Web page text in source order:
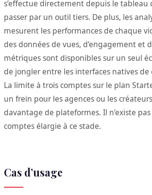
s’effectue directement depuis le tableau
passer par un outil tiers. De plus, les
mesurent les performances de chaque
des données de vues, d’engagement et
métriques sont disponibles sur un seul
de jongler entre les interfaces natives de
La limite à trois comptes sur le plan
un frein pour les agences ou les
davantage de plateformes. Il n’existe
comptes élargie à ce stade.
Cas d’usage